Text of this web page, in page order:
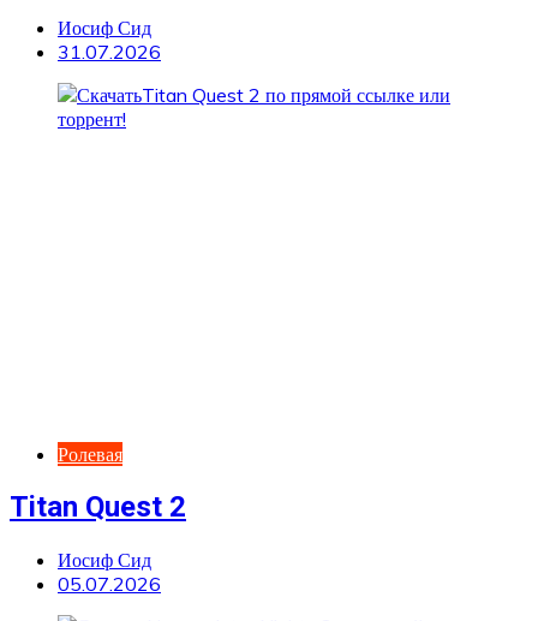
Иосиф Сид
31.07.2026
Ролевая
Titan Quest 2
Иосиф Сид
05.07.2026